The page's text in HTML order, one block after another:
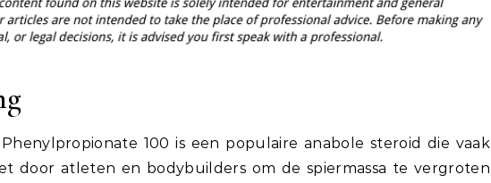
100 is een populaire anabole steroid die vaak
door atleten en bodybuilders om de spiermassa te vergroten